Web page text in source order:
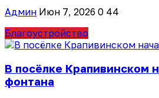
Админ Июн 7, 2026 0 44
Благоустройство
В посёлке Крапивинском
фонтана